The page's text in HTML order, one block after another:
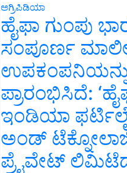
ಅಗ್ರಿಪಿಡಿಯಾ
ಹೈಫಾ ಗುಂಪು
ಸಂಪೂರ್ಣ
ಪ್ರಾರಂಭಿಸಿದೆ:
ಇಂಡಿಯಾ
ಅಂಡ್
ಪ್ರೈವೇಟ್